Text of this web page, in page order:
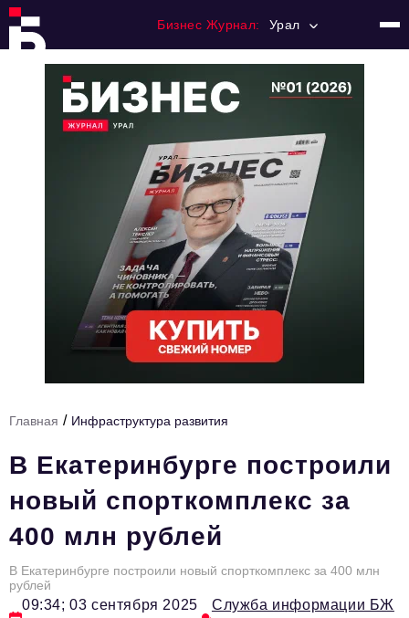
Бизнес Журнал: Урал
Тема номера
Инфраструктура развития
Технологии и тренды
Ниши и рынки
Цитаты
Туризм
Новости
Главная / Инфраструктура развития
В Екатеринбурге построили
новый спорткомплекс за
400 млн рублей
В Екатеринбурге построили новый спорткомплекс за 400 млн
рублей
09:34; 03 сентября 2025
Служба информации БЖ